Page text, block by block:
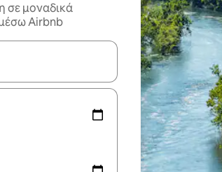
σε μοναδικά
Airbnb
διαθέσιμα, μπορείτε να πλοηγηθείτε στη